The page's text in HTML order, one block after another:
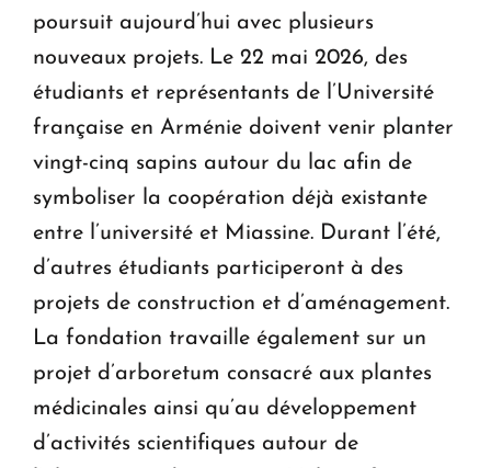
poursuit aujourd’hui avec plusieurs
nouveaux projets. Le 22 mai 2026, des
étudiants et représentants de l’Université
française en Arménie doivent venir planter
vingt-cinq sapins autour du lac afin de
symboliser la coopération déjà existante
entre l’université et Miassine. Durant l’été,
d’autres étudiants participeront à des
projets de construction et d’aménagement.
La fondation travaille également sur un
projet d’arboretum consacré aux plantes
médicinales ainsi qu’au développement
d’activités scientifiques autour de